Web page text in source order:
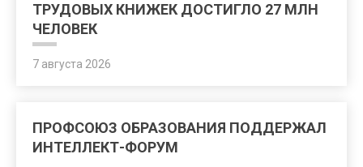
ТРУДОВЫХ КНИЖЕК ДОСТИГЛО 27 МЛН
ЧЕЛОВЕК
7 августа 2026
ПРОФСОЮЗ ОБРАЗОВАНИЯ ПОДДЕРЖАЛ
ИНТЕЛЛЕКТ-ФОРУМ